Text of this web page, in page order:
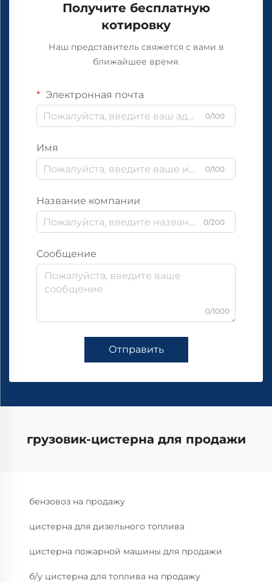
Получите бесплатную
котировку
Наш представитель свяжется с вами в
ближайшее время.
Электронная почта
0/100
Имя
0/100
Название компании
0/200
Сообщение
0/1000
Отправить
грузовик-цистерна для продажи
бензовоз на продажу
цистерна для дизельного топлива
цистерна пожарной машины для продажи
б/у цистерна для топлива на продажу